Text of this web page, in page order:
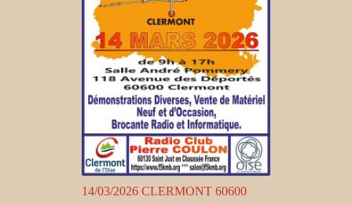
14/03/2026 CLERMONT 60600